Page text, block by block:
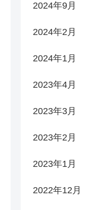
2024年9月
2024年2月
2024年1月
2023年4月
2023年3月
2023年2月
2023年1月
2022年12月